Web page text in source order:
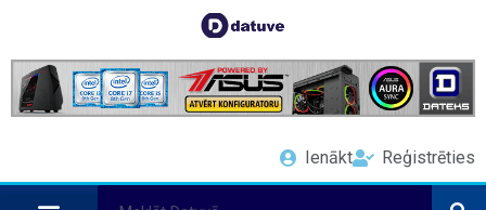
Ienākt Reģistrēties